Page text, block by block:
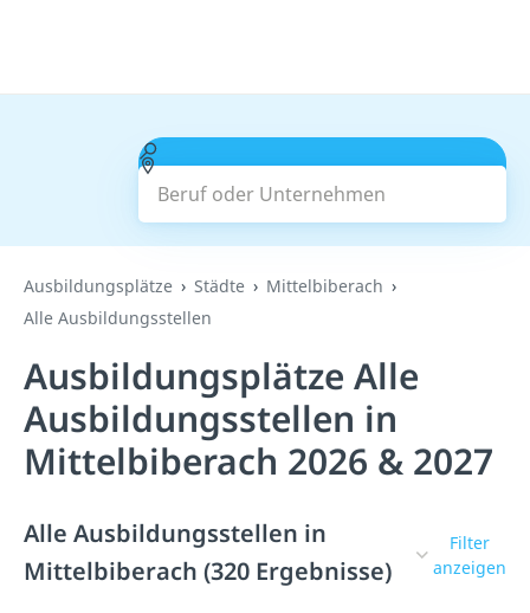
Beruf oder Unternehmen
Suchen
Ausbildungsplätze Städte
Mittelbiberach
Alle Ausbildungsstellen
Ausbildungsplätze Alle
Ausbildungsstellen in
Mittelbiberach 2026 & 2027
Alle Ausbildungsstellen in
Mittelbiberach (320 Ergebnisse)
Filter
anzeigen